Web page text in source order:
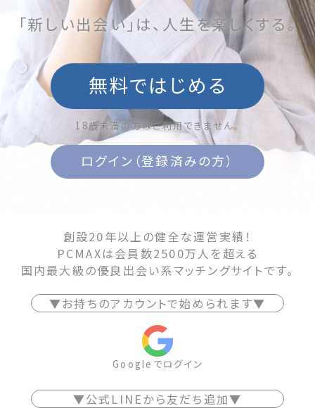
「新しい出会い」は、人生を楽しくする。
無料ではじめる
18歳未満の方はご利用できません。
ログイン（登録済みの方）
創設20年以上の健全な運営実績！
PCMAXは会員数2500万人を超える
国内最大級の優良出会い系マッチングサイトです。
▼お持ちのアカウントで始められます▼
Googleでログイン
▼公式LINEから友だち追加▼